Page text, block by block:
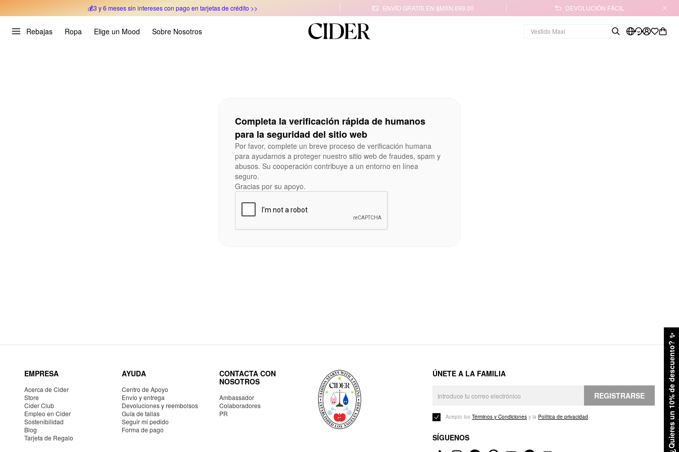
💰3 y 6 meses sin intereses con pago en tarjetas de crédito >>
ENVÍO GRATIS EN $MXN 699.00 DEVOLUCIÓN FÁCIL
Rebajas Ropa Elige un Mood Sobre Nosotros
¿Quieres un 10% de descuento?
✨
Completa la verificación rápida de humanos
para la seguridad del sitio web
Por favor, complete un breve proceso de verificación humana
para ayudarnos a proteger nuestro sitio web de fraudes, spam y
abusos. Su cooperación contribuye a un entorno en línea
seguro.
Gracias por su apoyo.
EMPRESA
Acerca de Cider
Store
Cider Club
Empleo en Cider
Sostenibilidad
Blog
Tarjeta de Regalo
AYUDA
Centro de Apoyo
Envío y entrega
Devoluciones y reembolsos
Guía de tallas
Seguir mi pedido
Forma de pago
CONTACTA CON
NOSOTROS
Ambassador
Colaboradores
PR
ÚNETE A LA FAMILIA
REGISTRARSE
Acepto los Términos y Condiciones y la Política de privacidad.
SÍGUENOS